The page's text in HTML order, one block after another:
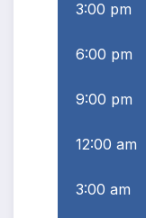
3:00 pm
6:00 pm
9:00 pm
12:00 am
3:00 am